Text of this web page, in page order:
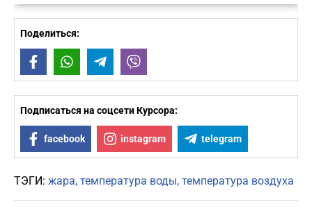
Поделиться:
FacebookWhatsAppTelegram
Подписаться на соцсети Курсора:
facebook instagram telegram
ТЭГИ: жара температура воды температура воздуха